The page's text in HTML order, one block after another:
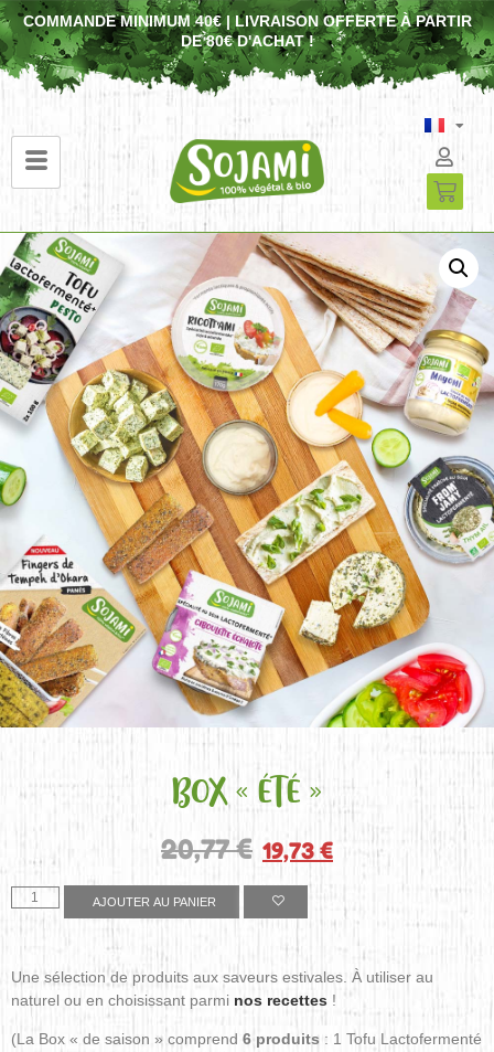
COMMANDE MINIMUM 40€ | LIVRAISON OFFERTE À PARTIR
DE 80€ D'ACHAT !
BOX « ÉTÉ »
20,77€ 19,73 €
AJOUTER AU PANIER
Une sélection de produits aux saveurs estivales. À utiliser au
naturel ou en choisissant parmi nos recettes !
(La Box « de saison » comprend 6 produits : 1 Tofu Lactofermenté